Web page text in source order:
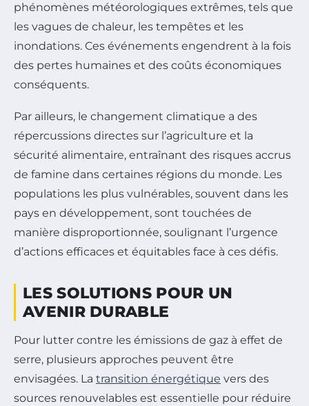
phénomènes météorologiques extrêmes, tels que
les vagues de chaleur, les tempêtes et les
inondations. Ces événements engendrent à la fois
des pertes humaines et des coûts économiques
conséquents.
Par ailleurs, le changement climatique a des
répercussions directes sur l’agriculture et la
sécurité alimentaire, entraînant des risques accrus
de famine dans certaines régions du monde. Les
populations les plus vulnérables, souvent dans les
pays en développement, sont touchées de
manière disproportionnée, soulignant l’urgence
d’actions efficaces et équitables face à ces défis.
LES SOLUTIONS POUR UN
AVENIR DURABLE
Pour lutter contre les émissions de gaz à effet de
serre, plusieurs approches peuvent être
envisagées. La transition énergétique vers des
sources renouvelables est essentielle pour réduire